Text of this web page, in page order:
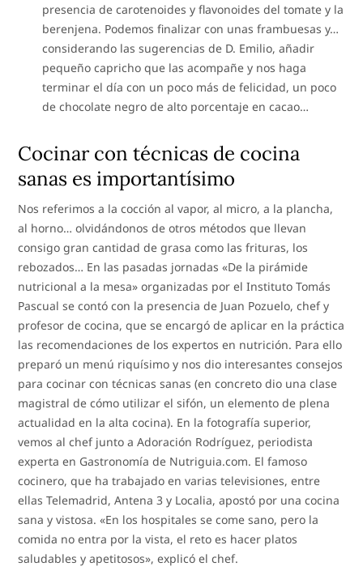
presencia de carotenoides y flavonoides del tomate y la
berenjena. Podemos finalizar con unas frambuesas y…
considerando las sugerencias de D. Emilio, añadir
pequeño capricho que las acompañe y nos haga
terminar el día con un poco más de felicidad, un poco
de chocolate negro de alto porcentaje en cacao…
Cocinar con técnicas de cocina
sanas es importantísimo
Nos referimos a la cocción al vapor, al micro, a la plancha,
al horno… olvidándonos de otros métodos que llevan
consigo gran cantidad de grasa como las frituras, los
rebozados… En las pasadas jornadas «De la pirámide
nutricional a la mesa» organizadas por el Instituto Tomás
Pascual se contó con la presencia de Juan Pozuelo, chef y
profesor de cocina, que se encargó de aplicar en la práctica
las recomendaciones de los expertos en nutrición. Para ello
preparó un menú riquísimo y nos dio interesantes consejos
para cocinar con técnicas sanas (en concreto dio una clase
magistral de cómo utilizar el sifón, un elemento de plena
actualidad en la alta cocina). En la fotografía superior,
vemos al chef junto a Adoración Rodríguez, periodista
experta en Gastronomía de Nutriguia.com. El famoso
cocinero, que ha trabajado en varias televisiones, entre
ellas Telemadrid, Antena 3 y Localia, apostó por una cocina
sana y vistosa. «En los hospitales se come sano, pero la
comida no entra por la vista, el reto es hacer platos
saludables y apetitosos», explicó el chef.